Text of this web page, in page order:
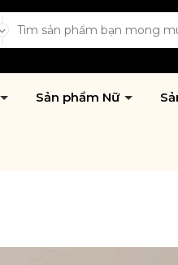
Sản phẩm Nữ